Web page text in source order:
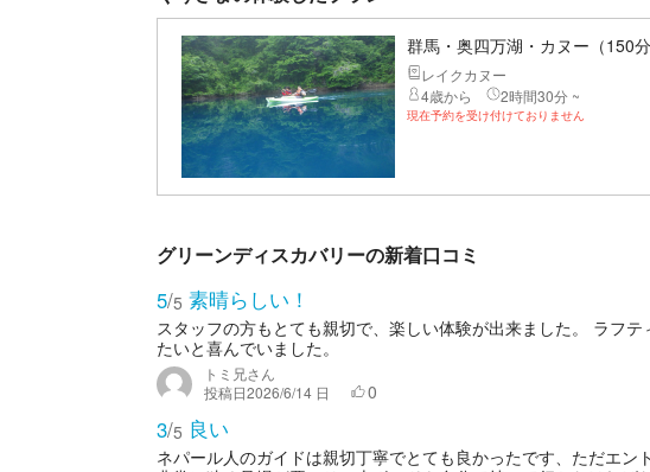
群馬・奥四万湖・カヌー（150
レイクカヌー
4歳から
2時間30分 ~
現在予約を受け付けておりません
グリーンディスカバリーの新着口コミ
5/5 素晴らしい！
スタッフの方もとても親切で、楽しい体験が出来ました。 ラフ
たいと喜んでいました。
トミ兄さん
投稿日2026/6/14 日 0
3/5 良い
ネパール人のガイドは親切丁寧でとても良かったです、ただエン